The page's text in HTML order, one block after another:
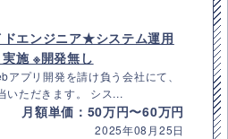
ドエンジニア★システム運用
施 ※開発無し
アプリ開発を請け負う会社にて、
いただきます。 シス...
月額単価：50万円〜60万円
2025年08月25日